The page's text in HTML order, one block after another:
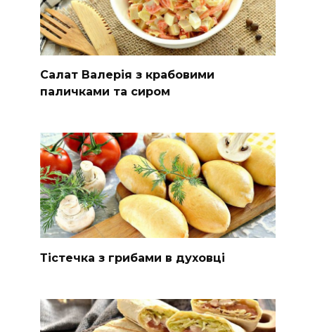
Салат Валерія з крабовими
паличками та сиром
Тістечка з грибами в духовці